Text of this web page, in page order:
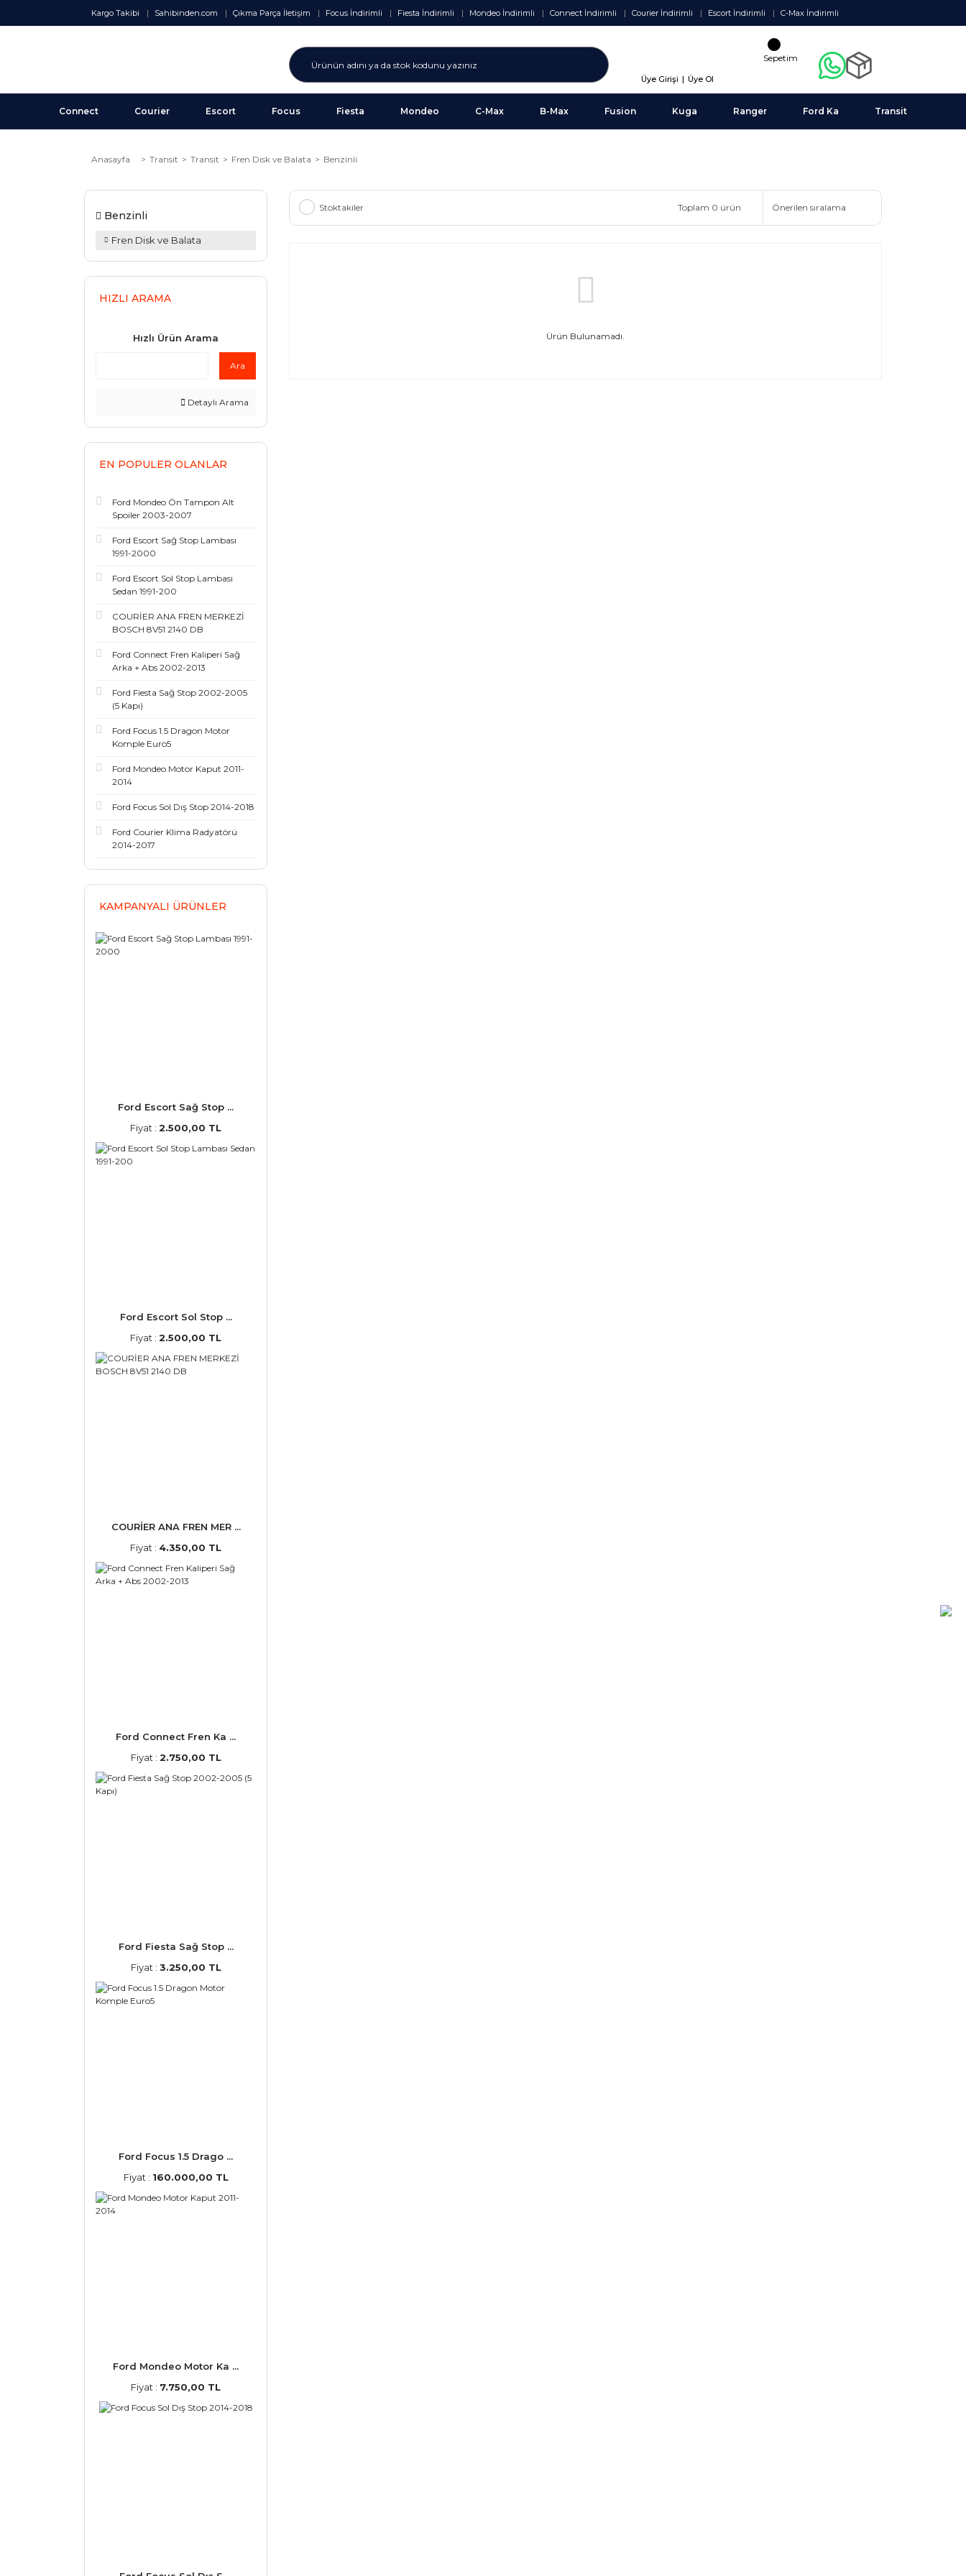
Kargo Takibi Sahibinden.com Çıkma Parça İletişim Focus İndirimli Fiesta İndirimli Mondeo İndirimli Connect İndirimli Courier İndirimli Escort İndirimli C-Max İndirimli
Üye Girişi | Üye Ol
Sepetim
Connect Courier Escort Focus Fiesta Mondeo C-Max B-Max Fusion Kuga Ranger Ford Ka Transit
Anasayfa Transit Transit Fren Disk ve Balata Benzinli
Benzinli
Fren Disk ve Balata
HIZLI ARAMA
Hızlı Ürün Arama
Ara
Detaylı Arama
EN POPULER OLANLAR
Ford Mondeo Ön Tampon Alt
Spoiler 2003-2007
Ford Escort Sağ Stop Lambası
1991-2000
Ford Escort Sol Stop Lambası
Sedan 1991-200
COURİER ANA FREN MERKEZİ
BOSCH 8V51 2140 DB
Ford Connect Fren Kaliperi Sağ
Arka + Abs 2002-2013
Ford Fiesta Sağ Stop 2002-2005
(5 Kapı)
Ford Focus 1.5 Dragon Motor
Komple Euro5
Ford Mondeo Motor Kaput 2011-
2014
Ford Focus Sol Dış Stop 2014-2018
Ford Courier Klima Radyatörü
2014-2017
KAMPANYALI ÜRÜNLER
Ford Escort Sağ Stop ...
Fiyat : 2.500,00 TL
Ford Escort Sol Stop ...
Fiyat : 2.500,00 TL
COURİER ANA FREN MER ...
Fiyat : 4.350,00 TL
Ford Connect Fren Ka ...
Fiyat : 2.750,00 TL
Ford Fiesta Sağ Stop ...
Fiyat : 3.250,00 TL
Ford Focus 1.5 Drago ...
Fiyat : 160.000,00 TL
Ford Mondeo Motor Ka ...
Fiyat : 7.750,00 TL
Stoktakiler Toplam 0 ürün
Ürün Bulunamadı.